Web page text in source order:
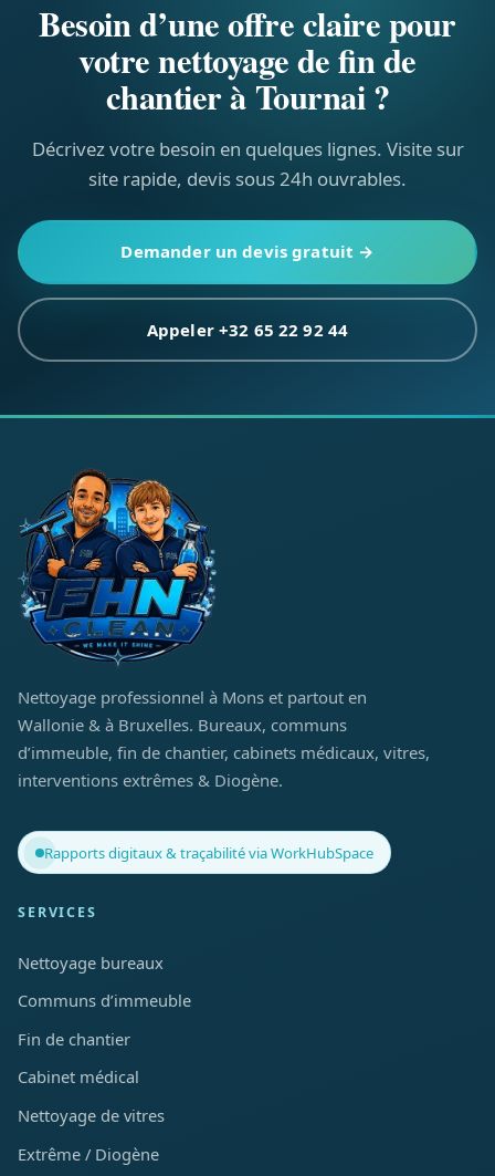
Besoin d’une offre claire pour
votre nettoyage de fin de
chantier à Tournai ?
Décrivez votre besoin en quelques lignes. Visite sur
site rapide, devis sous 24h ouvrables.
Demander un devis gratuit →
Appeler +32 65 22 92 44
Nettoyage professionnel à Mons et partout en
Wallonie & à Bruxelles. Bureaux, communs
d’immeuble, fin de chantier, cabinets médicaux, vitres,
interventions extrêmes & Diogène.
Rapports digitaux & traçabilité via WorkHubSpace
SERVICES
Nettoyage bureaux
Communs d’immeuble
Fin de chantier
Cabinet médical
Nettoyage de vitres
Extrême / Diogène